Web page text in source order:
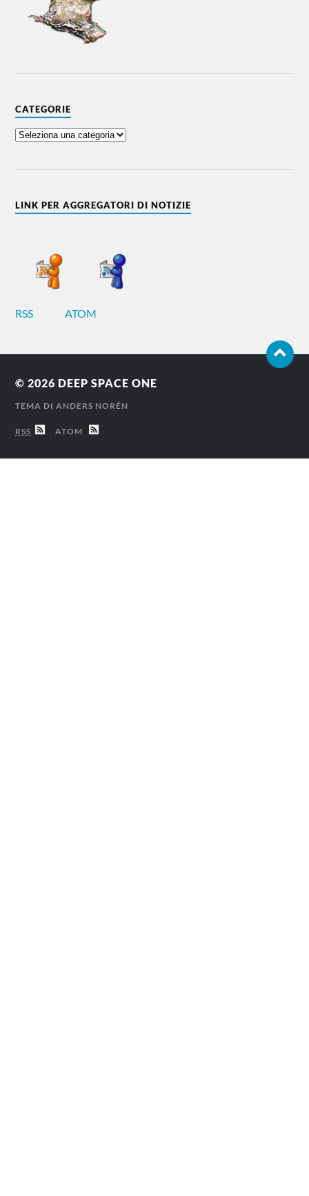
CATEGORIE
LINK PER AGGREGATORI DI NOTIZIE
RSS ATOM
© 2026 DEEP SPACE ONE
TEMA DIANDERS NORÉN
RSS ATOM